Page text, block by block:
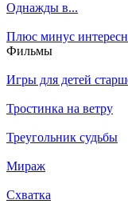
Однажды в...
Плюс минус
Филь­мы
Игры для детей
Тростинка на ветру
Треугольник судьбы
Мираж
Схватка